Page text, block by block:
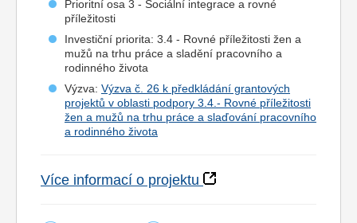
Prioritní osa 3 - Sociální integrace a rovné
příležitosti
Investiční priorita: 3.4 - Rovné příležitosti žen a
mužů na trhu práce a sladění pracovního a
rodinného života
Výzva: Výzva č. 26 k předkládání grantových
projektů v oblasti podpory 3.4.- Rovné příležitosti
žen a mužů na trhu práce a slaďování pracovního
a rodinného života
Více informací o projektu